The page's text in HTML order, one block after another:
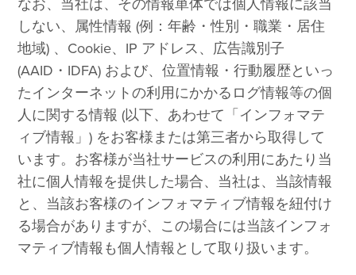
なお、当社は、その情報単体では個人情報に該当
しない、属性情報 (例：年齢・性別・職業・居住
地域) 、Cookie、IP アドレス、広告識別子
(AAID・IDFA) および、位置情報・行動履歴といっ
たインターネットの利用にかかるログ情報等の個
人に関する情報 (以下、あわせて「インフォマテ
ィブ情報」) をお客様または第三者から取得して
います。お客様が当社サービスの利用にあたり当
社に個人情報を提供した場合、当社は、当該情報
と、当該お客様のインフォマティブ情報を紐付け
る場合がありますが、この場合には当該インフォ
マティブ情報も個人情報として取り扱います。